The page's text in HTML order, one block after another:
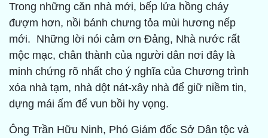
Trong những căn nhà mới, bếp lửa hồng cháy
đượm hơn, nồi bánh chưng tỏa mùi hương nếp
mới. Những lời nói cảm ơn Đảng, Nhà nước rất
mộc mạc, chân thành của người dân nơi đây là
minh chứng rõ nhất cho ý nghĩa của Chương trình
xóa nhà tạm, nhà dột nát-xây nhà để giữ niềm tin,
dựng mái ấm để vun bồi hy vọng.
Ông Trần Hữu Ninh, Phó Giám đốc Sở Dân tộc và